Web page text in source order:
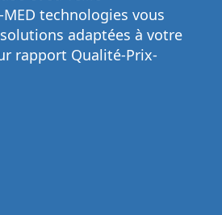
MED technologies vous
adaptées à votre
rapport Qualité-Prix-